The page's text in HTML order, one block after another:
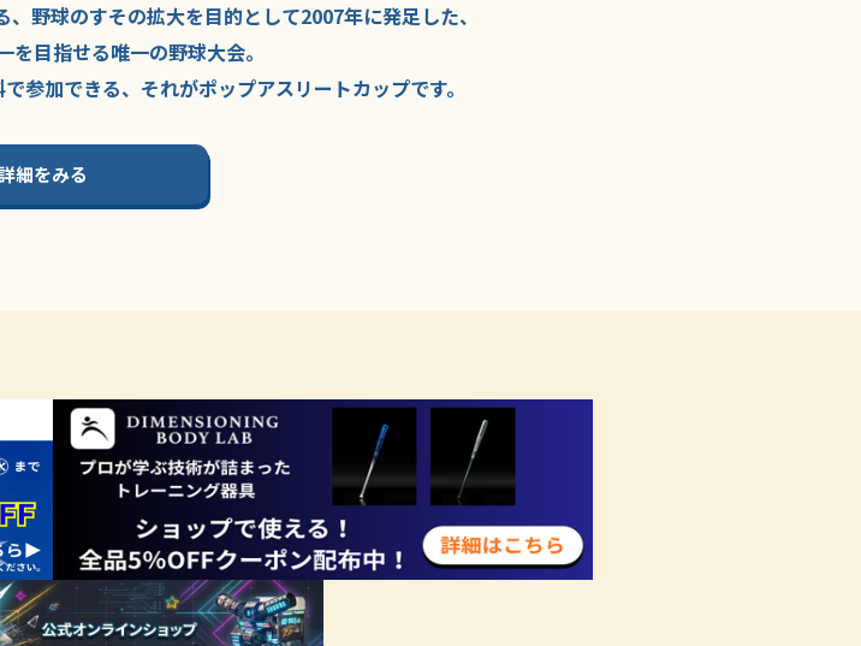
、野球のすその拡大を目的として2007年に発足した、
を目指せる唯一の野球大会。
で参加できる、 それがポップアスリートカップです。
細をみる